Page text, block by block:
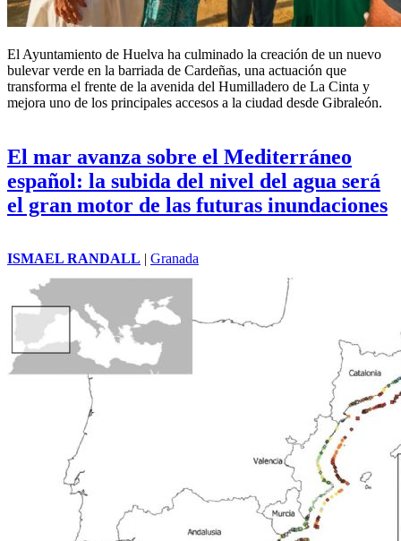
El Ayuntamiento de Huelva ha culminado la creación de un nuevo
bulevar verde en la barriada de Cardeñas, una actuación que
transforma el frente de la avenida del Humilladero de La Cinta y
mejora uno de los principales accesos a la ciudad desde Gibraleón.
El mar avanza sobre el Mediterráneo
español: la subida del nivel del agua será
el gran motor de las futuras inundaciones
ISMAEL RANDALL Granada